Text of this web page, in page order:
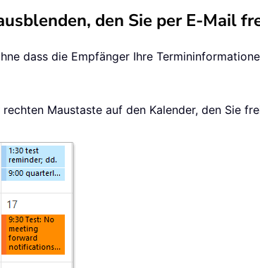
den Sie per E-Mail
dass die Empfänger Ihre
Maustaste auf den Kalender, den Sie